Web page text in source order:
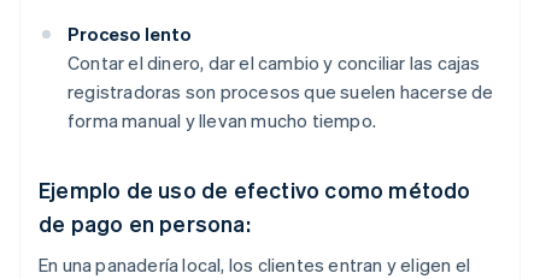
Proceso lento
Contar el dinero, dar el cambio y conciliar las cajas
registradoras son procesos que suelen hacerse de
forma manual y llevan mucho tiempo.
Ejemplo de uso de efectivo como método
de pago en persona:
En una panadería local, los clientes entran y eligen el